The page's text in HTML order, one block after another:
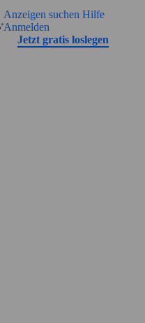
Anzeigen suchen Hilfe
Anmelden
Jetzt gratis loslegen